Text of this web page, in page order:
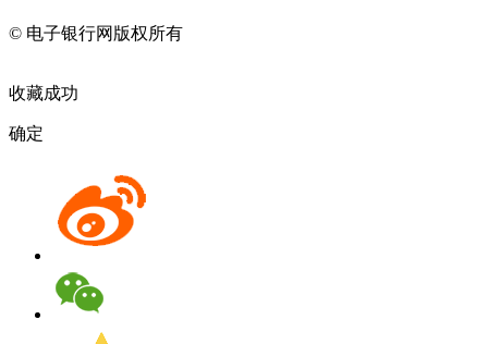
© 电子银行网版权所有
收藏成功
确定